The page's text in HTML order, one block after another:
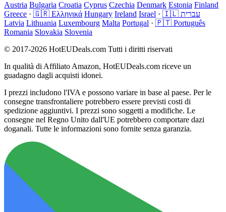
Austria Bulgaria Croatia Cyprus Czechia Denmark Estonia Finland
Greece · 🇬🇷 Ελληνικά Hungary Ireland Israel ·
🇮🇱 עברית
Latvia Lithuania Luxembourg Malta Portugal · 🇵🇹 Português
Romania Slovakia Slovenia
© 2017-2026 HotEUDeals.com Tutti i diritti riservati
In qualità di Affiliato Amazon, HotEUDeals.com riceve un
guadagno dagli acquisti idonei.
I prezzi includono l'IVA e possono variare in base al paese. Per le
consegne transfrontaliere potrebbero essere previsti costi di
spedizione aggiuntivi. I prezzi sono soggetti a modifiche. Le
consegne nel Regno Unito dall'UE potrebbero comportare dazi
doganali. Tutte le informazioni sono fornite senza garanzia.